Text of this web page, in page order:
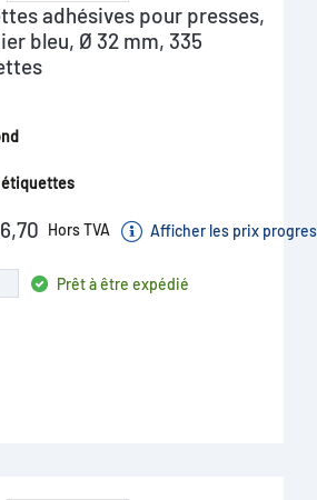
adhésives pour presses,
bleu, Ø 32 mm, 335
étiquettes
Hors TVA Afficher les prix
Prêt à être expédié